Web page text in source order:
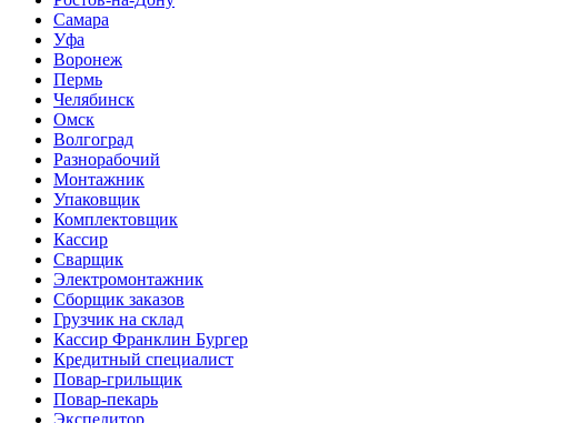
Самара
Уфа
Воронеж
Пермь
Челябинск
Омск
Волгоград
Разнорабочий
Монтажник
Упаковщик
Комплектовщик
Кассир
Сварщик
Электромонтажник
Сборщик заказов
Грузчик на склад
Кассир Франклин Бургер
Кредитный специалист
Повар-грильщик
Повар-пекарь
Экспедитор